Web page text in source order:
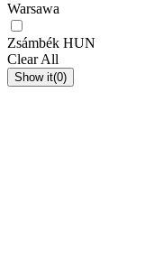
Warsawa
Zsámbék HUN
Clear All
Show it(0)